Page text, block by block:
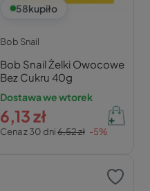
58kupiło
Bob Snail
Bob Snail Żelki Owocowe
Bez Cukru 40g
Dostawa we wtorek
Cena z 30 dni6,52 zł -5%
6,13 zł